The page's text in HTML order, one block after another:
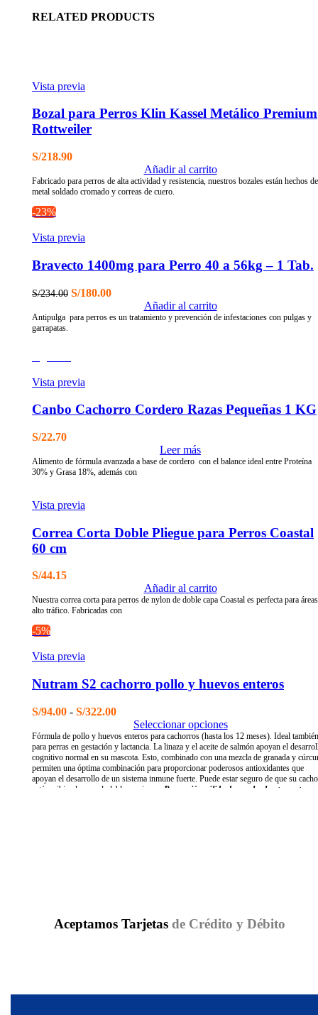
RELATED PRODUCTS
Vista previa
Bozal para Perros Klin Kassel Metálico Premium
Rottweiler
S/218.90
Añadir al carrito
Fabricado para perros de alta actividad y resistencia, nuestros bozales están hechos de
metal soldado cromado y correas de cuero.
-23%
Vista previa
Bravecto 1400mg para Perro 40 a 56kg – 1 Tab.
S/234.00 El
original
S/180.00El
actual
Añadir al carrito
Antipulga para perros es un tratamiento y prevención de infestaciones con pulgas y
garrapatas.
Vista previa
Canbo Cachorro Cordero Razas Pequeñas 1 KG
S/22.70
Leer más
Alimento de fórmula avanzada a base de cordero con el balance ideal entre Proteína
30% y Grasa 18%, además con
Vista previa
Correa Corta Doble Pliegue para Perros Coastal
60 cm
S/44.15
Añadir al carrito
Nuestra correa corta para perros de nylon de doble capa Coastal es perfecta para
alto tráfico. Fabricadas con
-5%
Vista previa
Nutram S2 cachorro pollo y huevos enteros
S/94.00 - S/322.00Rango
precios:
desde
S/94.00
hasta
S/322.00
Seleccionar opciones
Fórmula de pollo y huevos enteros para cachorros (hasta los 12 meses). Ideal también
para perras en gestación y lactancia. La linaza y el aceite de salmón apoyan el
cognitivo normal en su mascota. Esto, combinado con una mezcla de granada y
permiten una óptima combinación para proporcionar poderosos antioxidantes que
apoyan el desarrollo de un sistema inmune fuerte. Puede estar seguro de que su
está recibiendo un saludable comienzo. Promoción válida de regalos hasta agotar
Aceptamos Tarjetas de Crédito y Débito